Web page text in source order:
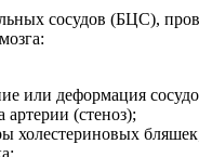
сосудов (БЦС),
или деформация
артерии (стеноз);
холестериновых